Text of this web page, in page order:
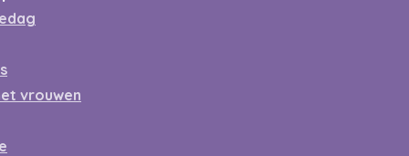
vrouwen